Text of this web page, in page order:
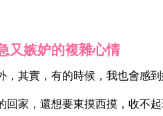
又嫉妒的複雜心情
，其實，有的時候，我也會感到
回家，還想要東摸西摸，收不